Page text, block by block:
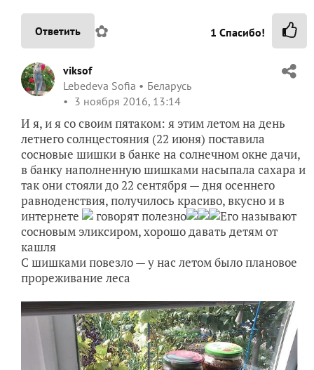
Ответить ✿ 1 Спасибо!
viksof
Lebedeva Sofia
Беларусь
3 ноября 2016, 13:14
И я, и я со своим пятаком: я этим летом на день
летнего солнцестояния (22 июня) поставила
сосновые шишки в банке на солнечном окне дачи,
в банку наполненную шишками насыпала сахара и
так они стояли до 22 сентября — дня осеннего
равноденствия, получилось красиво, вкусно и в
интернете
говорят полезно
Его называют
сосновым эликсиром, хорошо давать детям от
кашля
С шишками повезло — у нас летом было плановое
прореживание леса